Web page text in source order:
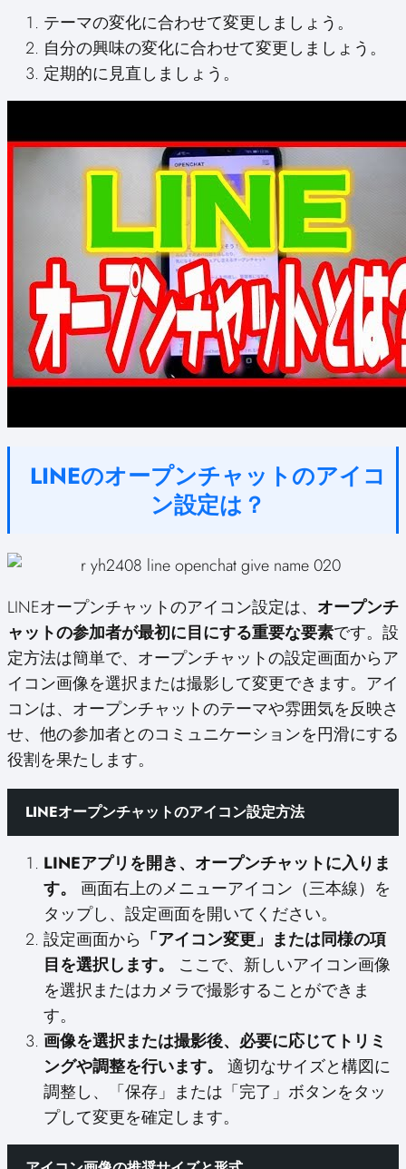
テーマの変化に合わせて変更しましょう。
自分の興味の変化に合わせて変更しましょう。
定期的に見直しましょう。
LINEのオープンチャットのアイコ
ン設定は？
LINEオープンチャットのアイコン設定は、 オープンチ
ャットの参加者が最初に目にする重要な要素です。設
定方法は簡単で、オープンチャットの設定画面からア
イコン画像を選択または撮影して変更できます。アイ
コンは、オープンチャットのテーマや雰囲気を反映さ
せ、他の参加者とのコミュニケーションを円滑にする
役割を果たします。
LINEオープンチャットのアイコン設定方法
LINEアプリを開き、オープンチャットに入りま
す。
画面右上のメニューアイコン（三本線）を
タップし、設定画面を開いてください。
設定画面から 「アイコン変更」または同様の項
目を選択します。
ここで、新しいアイコン画像
を選択またはカメラで撮影することができま
す。
画像を選択または撮影後、必要に応じてトリミ
ングや調整を行います。
適切なサイズと構図に
調整し、「保存」または「完了」ボタンをタッ
プして変更を確定します。